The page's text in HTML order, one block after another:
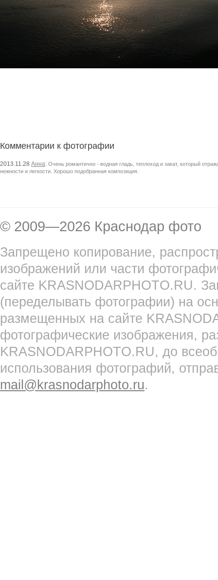
Комментарии к фотографии
2013.11.28 Анна: Очень романтично - водная гладь, теплоход и закат, который
нежности и легкости. Хорошо подобранная композиция.
© 2009—2026 Краснодар фото
Запрещено копирование,
изображений или части
сайте KRASNODARPHOTO.RU.
(переделывать фотографии) на
размещенных на сайте
фотографические изображения,
KRASNODARPHOTO.RU, до
использования фотографий,
mail@krasnodarphoto.ru.